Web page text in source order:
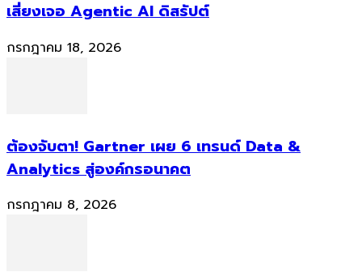
เสี่ยงเจอ Agentic AI ดิสรัปต์
กรกฎาคม 18, 2026
ต้องจับตา! Gartner เผย 6 เทรนด์ Data &
Analytics สู่องค์กรอนาคต
กรกฎาคม 8, 2026